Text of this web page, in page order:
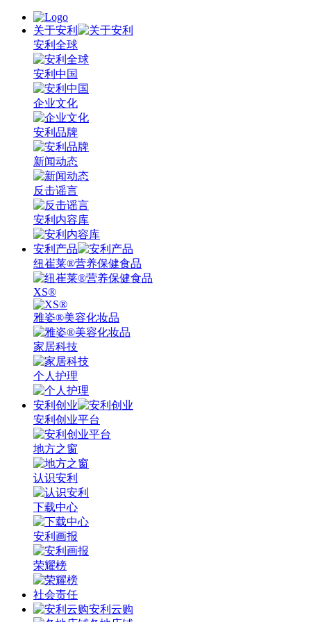
关于安利
安利全球
安利中国
企业文化
安利品牌
新闻动态
反击谣言
安利内容库
安利产品
纽崔莱®营养保健食品
XS®
雅姿®美容化妆品
家居科技
个人护理
安利创业
安利创业平台
地方之窗
认识安利
下载中心
安利画报
荣耀榜
社会责任
安利云购